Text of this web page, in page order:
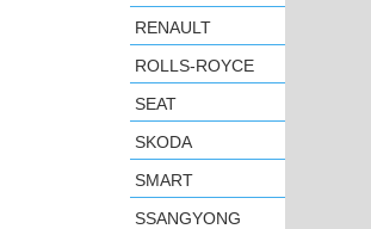
RENAULT
ROLLS-ROYCE
SEAT
SKODA
SMART
SSANGYONG